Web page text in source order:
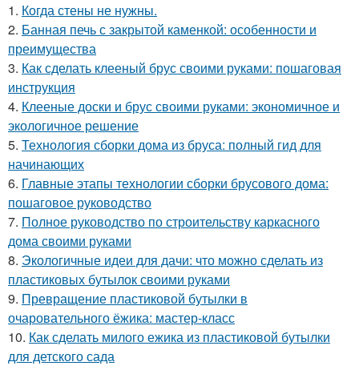
1. Когда стены не нужны.
2. Банная печь с закрытой каменкой: особенности и
преимущества
3. Как сделать клееный брус своими руками: пошаговая
инструкция
4. Клееные доски и брус своими руками: экономичное и
экологичное решение
5. Технология сборки дома из бруса: полный гид для
начинающих
6. Главные этапы технологии сборки брусового дома:
пошаговое руководство
7. Полное руководство по строительству каркасного
дома своими руками
8. Экологичные идеи для дачи: что можно сделать из
пластиковых бутылок своими руками
9. Превращение пластиковой бутылки в
очаровательного ёжика: мастер-класс
10. Как сделать милого ежика из пластиковой бутылки
для детского сада